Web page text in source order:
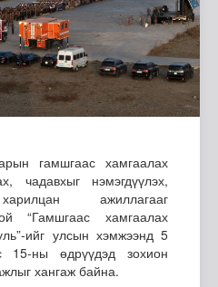
гамшгаас хамгаалах
чадавхыг нэмэгдүүлэх,
ажиллагааг
“Гамшгаас хамгаалах
ийг улсын хэмжээнд 5
15-ны өдрүүдэд зохион
хангаж байна.